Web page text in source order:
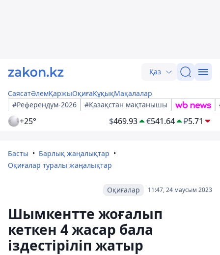
Қаз
СаясатӘлемҚаржыОқиғаҚұқықМақалалар
#Референдум-2026
#Қазақстан мақтанышы
+25° $469.93 €541.64 ₽5.71
Басты
Барлық жаңалықтар
Оқиғалар туралы жаңалықтар
11:47, 24 маусым 2023
Оқиғалар
Шымкентте жоғалып
кеткен 4 жасар бала
іздестіріліп жатыр